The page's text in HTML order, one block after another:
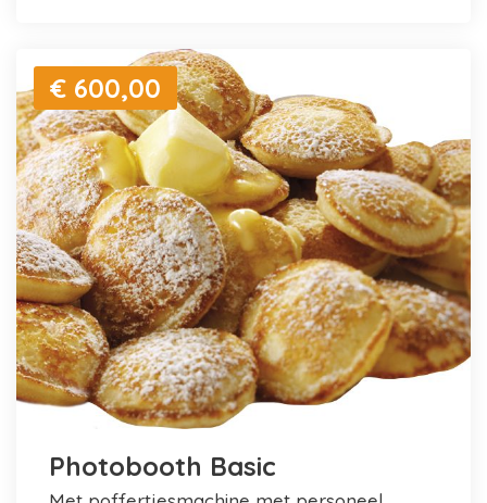
€ 600,00
Photobooth Basic